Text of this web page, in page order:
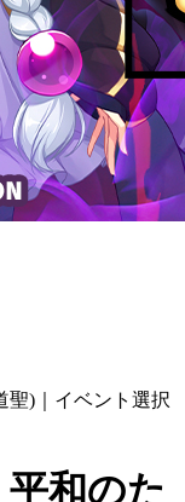
聖)｜イベント選択
平和のた